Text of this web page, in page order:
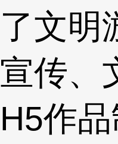
了文明
宣传、
H5作